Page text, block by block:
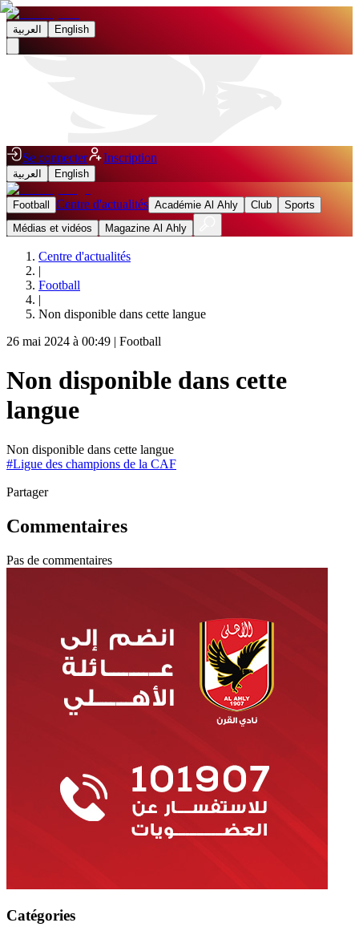
العربية English
Se connecter Inscription
العربية English
Football Centre d'actualités Académie Al Ahly Club
Sports
Médias et vidéos
Magazine Al Ahly
Centre d'actualités
|
Football
|
Non disponible dans cette langue
26 mai 2024 à 00:49 | Football
Non disponible dans cette
langue
Non disponible dans cette langue
#Ligue des champions de la CAF
Partager
Commentaires
Pas de commentaires
Catégories